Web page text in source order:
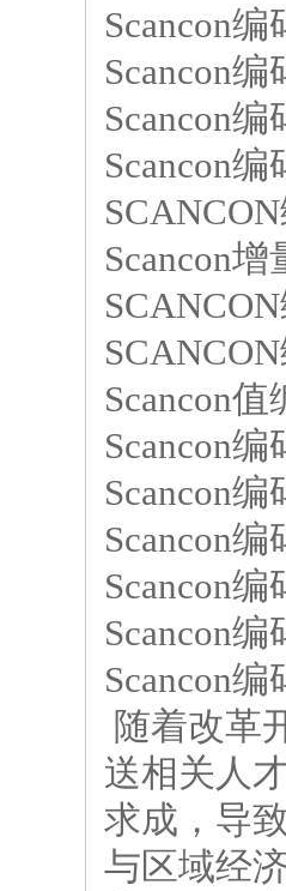
Scancon
Scancon
Scancon
Scancon
Scancon
Scancon
Scancon
Scancon
Scancon
Scancon
Scancon
Scancon
随着改革
送相关人
求成，导
与区域经